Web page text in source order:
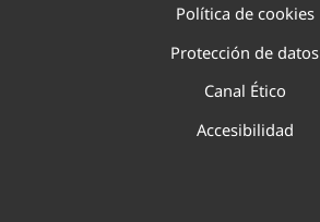
Política de cookies
Protección de datos
Canal Ético
Accesibilidad